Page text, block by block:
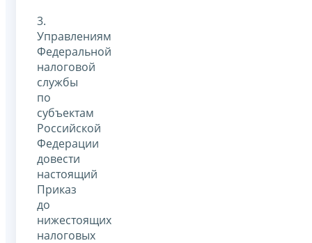
3.
Управлениям
Федеральной
налоговой
службы
по
субъектам
Российской
Федерации
довести
настоящий
Приказ
до
нижестоящих
налоговых